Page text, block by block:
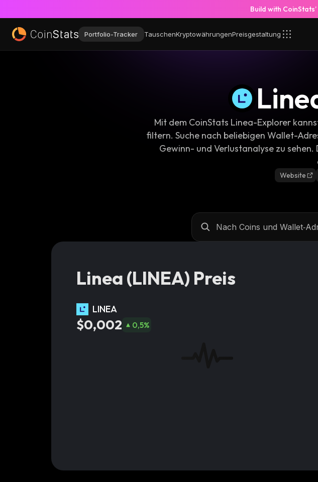
Build with
Portfolio-Tracker TauschenKryptowährungenPreisgestaltung
Mit dem CoinStats Linea-Explorer
filtern. Suche nach beliebigen Wallet-
Gewinn- und Verlustanalyse zu
Website
Linea (LINEA) Preis
LINEA
$0,002 0,5%